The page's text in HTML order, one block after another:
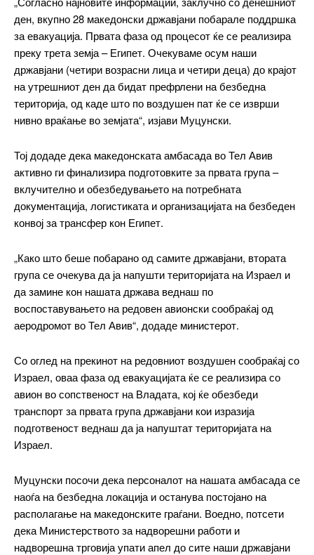
━ pricing plans
бесплатно
ИЗБЕРЕТЕ ПЛАН
ден, вкупно 28 македонски државјани побарале поддршка
за евакуација. Првата фаза од процесот ќе се реализира
преку трета земја – Египет. Очекуваме осум наши
државјани (четири возрасни лица и четири деца) до крајот
на утрешниот ден да бидат префрлени на безбедна
територија, од каде што по воздушен пат ќе се изврши
нивно враќање во земјата“, изјави Муцунски.
Тој додаде дека македонската амбасада во Тел Авив
активно ги финализира подготовките за првата група –
вклучително и обезбедувањето на потребната
документација, логистиката и организацијата на безбеден
конвој за трансфер кон Египет.
„Како што беше побарано од самите државјани, втората
група се очекува да ја напушти територијата на Израел и
да замине кон нашата држава веднаш по
воспоставувањето на редовен авионски сообраќај од
аеродромот во Тел Авив“, додаде министерот.
Со оглед на прекинот на редовниот воздушен сообраќај со
Израел, оваа фаза од евакуацијата ќе се реализира со
авион во сопственост на Владата, кој ќе обезбеди
транспорт за првата група државјани кои изразија
подготвеност веднаш да ја напуштат територијата на
Израел.
Муцунски посочи дека персоналот на нашата амбасада се
наоѓа на безбедна локација и останува постојано на
располагање на македонските граѓани. Воедно, потсети
дека Министерството за надворешни работи и
надворешна трговија упати апел до сите наши државјани